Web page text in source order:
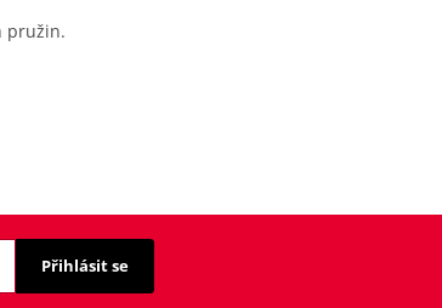
pružin.
Přihlásit se